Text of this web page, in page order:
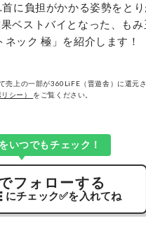
に負担がかかる姿勢をと
ベストバイとなった、も
ック 極」を紹介します！
上の一部が360LiFE（晋遊舎）に還元さ
シー） をご覧ください。
いつでもチェック！
フォローする
にチェック✅を入れてね